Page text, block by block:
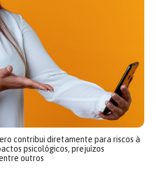
contribui diretamente para riscos à
psicológicos, prejuízos
outros